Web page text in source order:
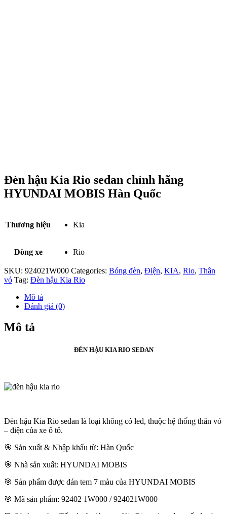
Đèn hậu Kia Rio sedan chính hãng
HYUNDAI MOBIS Hàn Quốc
Thương hiệu Kia
Dòng xe Rio
SKU: 924021W000 Categories: Bóng đèn, Điện, KIA, Rio, Thân
vỏ Tag: Đèn hậu Kia Rio
Mô tả
Đánh giá (0)
Mô tả
ĐÈN HẬU KIA RIO SEDAN
Đèn hậu Kia Rio sedan là loại không có led, thuộc hệ thống thân vỏ
– điện của xe ô tô.
🎯 Sản xuất & Nhập khẩu từ: Hàn Quốc
🎯 Nhà sản xuất: HYUNDAI MOBIS
🎯 Sản phẩm được dán tem 7 màu của HYUNDAI MOBIS
🎯 Mã sản phẩm: 92402 1W000 / 924021W000